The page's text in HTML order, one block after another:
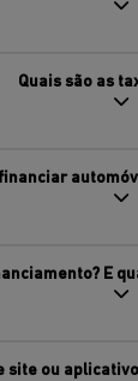
Quais são as
E
site ou